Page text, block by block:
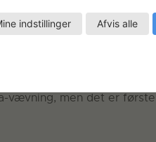
med en samlet længde
og stramt udtryk,
vævning, men det er
indstillinger Afvis alle